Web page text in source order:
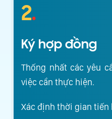
2.
Ký hợp đồng
Thống nhất các yêu
việc cần thực hiện.
Xác định thời gian tiến